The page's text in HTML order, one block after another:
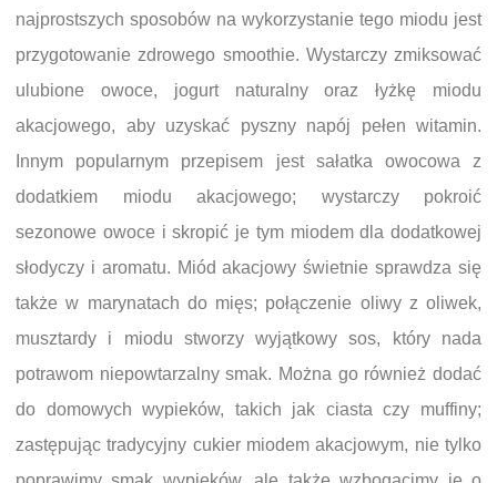
najprostszych sposobów na wykorzystanie tego miodu jest
przygotowanie zdrowego smoothie. Wystarczy zmiksować
ulubione owoce, jogurt naturalny oraz łyżkę miodu
akacjowego, aby uzyskać pyszny napój pełen witamin.
Innym popularnym przepisem jest sałatka owocowa z
dodatkiem miodu akacjowego; wystarczy pokroić
sezonowe owoce i skropić je tym miodem dla dodatkowej
słodyczy i aromatu. Miód akacjowy świetnie sprawdza się
także w marynatach do mięs; połączenie oliwy z oliwek,
musztardy i miodu stworzy wyjątkowy sos, który nada
potrawom niepowtarzalny smak. Można go również dodać
do domowych wypieków, takich jak ciasta czy muffiny;
zastępując tradycyjny cukier miodem akacjowym, nie tylko